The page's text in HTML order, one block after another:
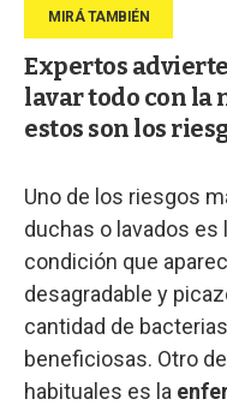
Expertos
lavar todo con la
estos son los
Uno de los riesgos
duchas o lavados es
condición que
desagradable y
cantidad de
beneficiosas. Otro
habituales es la